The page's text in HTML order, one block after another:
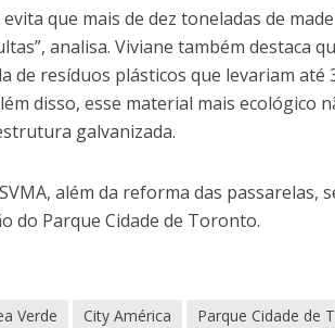
evita que mais de dez toneladas de
analisa. Viviane também destaca
de resíduos plásticos que levariam até
disso, esse material mais ecológico
galvanizada.
além da reforma das passarelas,
do Parque Cidade de Toronto.
Verde City América Parque Cidade de